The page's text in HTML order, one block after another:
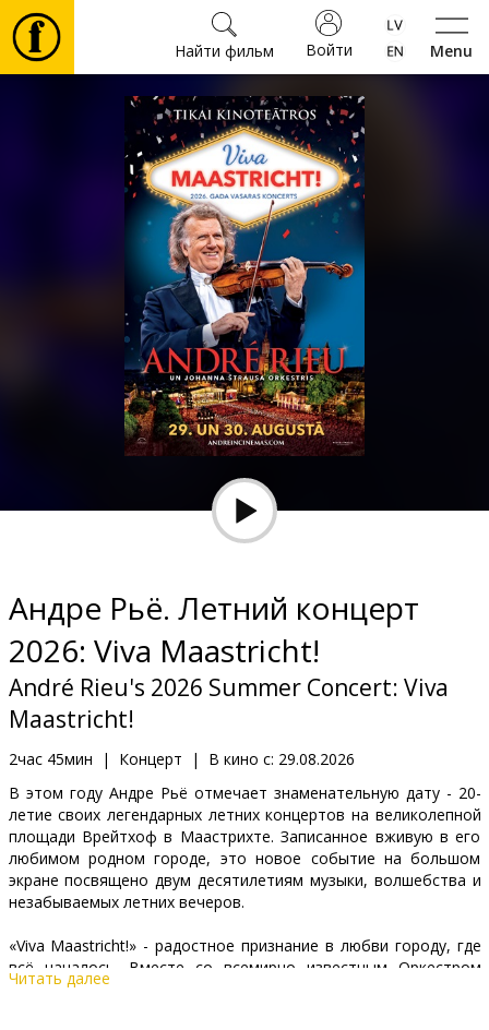
Menu
Войти
Найти фильм
Фильмы
Мероприятия
Новости
Подарки
Клуб
Андре Рьё. Летний концерт
2026: Viva Maastricht!
André Rieu's 2026 Summer Concert: Viva
Maastricht!
2час 45мин | Концерт | В кино с: 29.08.2026
В этом году Андре Рьё отмечает знаменательную дату - 20-
летие своих легендарных летних концертов на великолепной
площади Врейтхоф в Маастрихте. Записанное вживую в его
любимом родном городе, это новое событие на большом
экране посвящено двум десятилетиям музыки, волшебства и
незабываемых летних вечеров.
«Viva Maastricht!» - радостное признание в любви городу, где
всё началось. Вместе со всемирно известным Оркестром
Иоганна Штрауса и созвездием талантливых артистов Андре
Читать далее